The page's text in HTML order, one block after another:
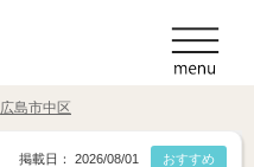
広島市中区
おすすめ
掲載日： 2026/08/01